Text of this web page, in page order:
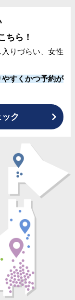
ちら！
りづらい、女性
やすくかつ予約が
ク